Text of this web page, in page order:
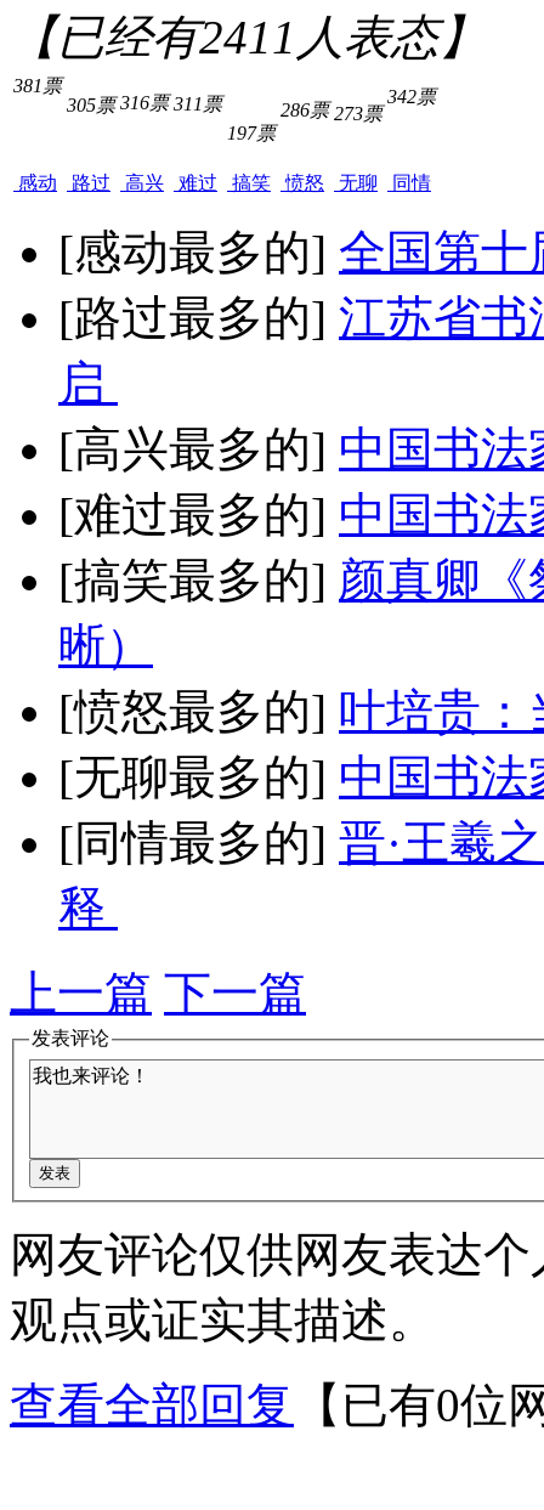
【已经有2411 人表态】
381票
感动
305票
路过
316票
高兴
311票
难过
197票
搞笑
286票
愤怒
273票
无聊
342票
同情
[感动最多的] 全国第十
[路过最多的] 江苏省书
启
[高兴最多的] 中国书法
[难过最多的] 中国书法
[搞笑最多的] 颜真卿《
晰）
[愤怒最多的] 叶培贵：
[无聊最多的] 中国书法
[同情最多的] 晋·王羲
释
上一篇 下一篇
发表评论
网友评论仅供网友表达
观点或证实其描述。
查看全部回复
【已有0位